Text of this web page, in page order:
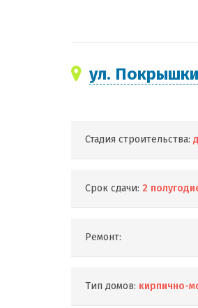
ул.
Стадия строительства:
Срок сдачи: 2
Ремонт:
Тип домов: кирпично-